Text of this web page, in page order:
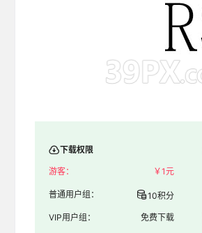
下载权限
游客： ￥1元
普通用户组： 10积分
VIP用户组： 免费下载